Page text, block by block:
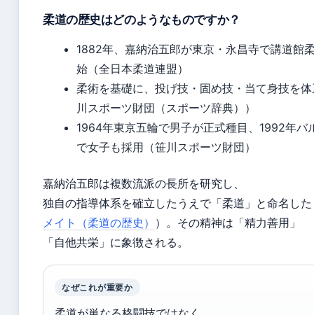
柔道の歴史はどのようなものですか？
1882年、嘉納治五郎が東京・永昌寺で講道館
始（全日本柔道連盟）
柔術を基礎に、投げ技・固め技・当て身技を
川スポーツ財団（スポーツ辞典））
1964年東京五輪で男子が正式種目、1992年バ
で女子も採用（笹川スポーツ財団）
嘉納治五郎は複数流派の長所を研究し、
独自の指導体系を確立したうえで「柔道」と命名し
メイト（柔道の歴史） ）。その精神は「精力善用」
「自他共栄」に象徴される。
なぜこれが重要か